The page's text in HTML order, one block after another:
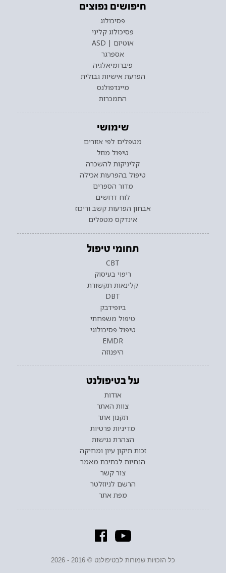
חיפושים נפוצים
פסיכולוג
פסיכולוג קליני
אוטיזם | ASD
אספרגר
פיברומיאלגיה
הפרעת אישיות גבולית
מיינדפולנס
התמכרות
שימושי
מטפלים לפי אזורים
טיפול מוזל
קליניקות להשכרה
טיפול בהפרעות אכילה
מדור הספרים
לוח דרושים
אבחון הפרעות קשב וריכוז
אינדקס מטפלים
תחומי טיפול
CBT
ריפוי בעיסוק
קלינאות תקשורת
DBT
ביופידבק
טיפול משפחתי
טיפול פסיכולוגי
EMDR
היפנוזה
על בטיפולנט
אודות
צוות האתר
תקנון אתר
מדיניות פרטיות
הצהרת נגישות
זכות תיקון עיון ומחיקה
הנחיות לכתיבת מאמר
צור קשר
הרשם לניוזלטר
מפת אתר
כל הזכויות שמורות לבטיפולנט © 2016 - 2026